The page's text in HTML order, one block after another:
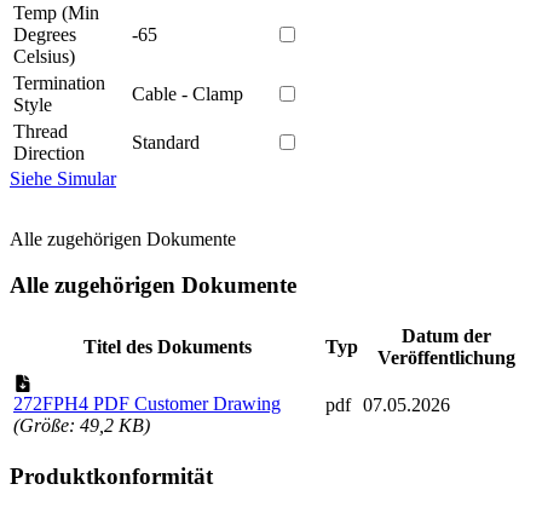
Temp (Min
Degrees
Celsius)
-65
Termination
Style
Cable - Clamp
Thread
Direction
Standard
Siehe Simular
Alle zugehörigen Dokumente
Alle zugehörigen Dokumente
Titel des Dokuments Typ
Datum der
Veröffentlichung
272FPH4 PDF Customer Drawing
(Größe: 49,2 KB)
pdf 07.05.2026
Produktkonformität